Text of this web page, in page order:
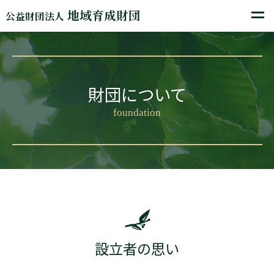
公益財団法人 地域育成財団
財団について
foundation
設立者の思い